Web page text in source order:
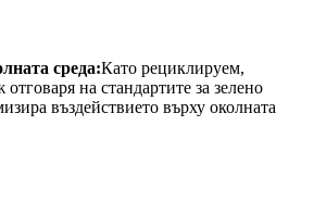
среда:Като рециклируем,
на стандартите за зелено
въздействието върху околната